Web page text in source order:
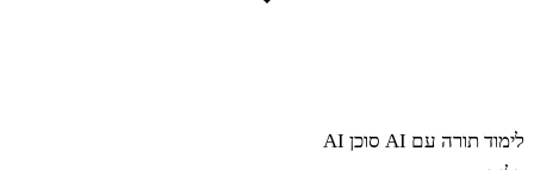
לימוד תורה עם AI
סוכן AI